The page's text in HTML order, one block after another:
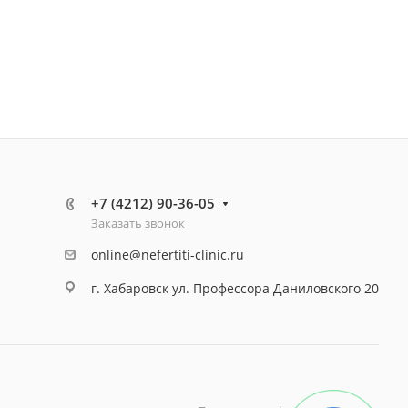
+7 (4212) 90-36-05
Заказать звонок
online@nefertiti-clinic.ru
г. Хабаровск ул. Профессора Даниловского 20